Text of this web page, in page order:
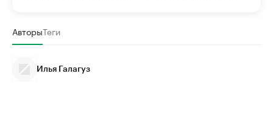
АвторыТеги
Илья Галагуз